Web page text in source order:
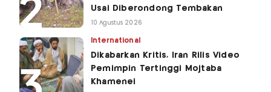
Usai Diberondong Tembakan
10 Agustus 2026
International
Dikabarkan Kritis, Iran Rilis Video
Pemimpin Tertinggi Mojtaba
Khamenei